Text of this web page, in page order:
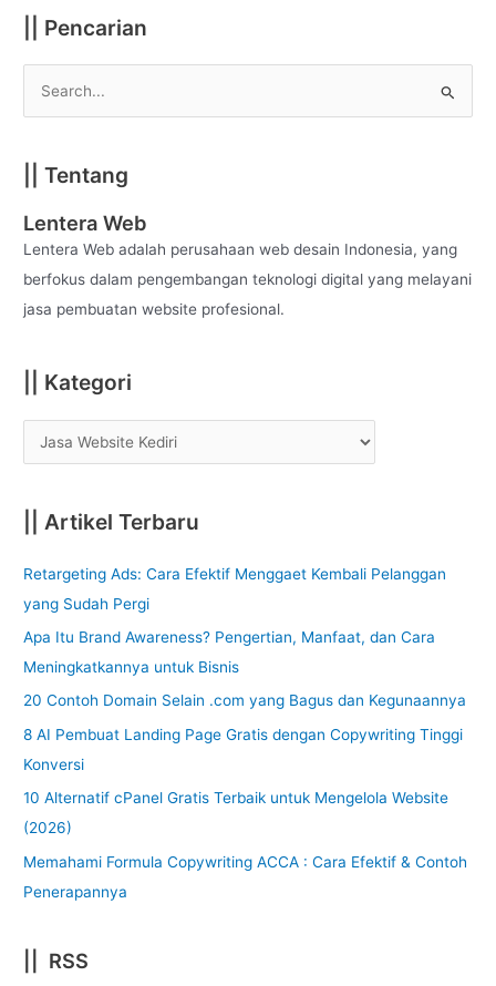
|| Pencarian
r
c
h
f
o
|| Tentang
Lentera Web
Lentera Web adalah perusahaan web desain Indonesia, yang
berfokus dalam pengembangan teknologi digital yang melayani
jasa pembuatan website profesional.
|| Kategori
|| Artikel Terbaru
Retargeting Ads: Cara Efektif Menggaet Kembali Pelanggan
yang Sudah Pergi
Apa Itu Brand Awareness? Pengertian, Manfaat, dan Cara
Meningkatkannya untuk Bisnis
20 Contoh Domain Selain .com yang Bagus dan Kegunaannya
8 AI Pembuat Landing Page Gratis dengan Copywriting Tinggi
Konversi
10 Alternatif cPanel Gratis Terbaik untuk Mengelola Website
(2026)
Memahami Formula Copywriting ACCA : Cara Efektif & Contoh
Penerapannya
|| RSS